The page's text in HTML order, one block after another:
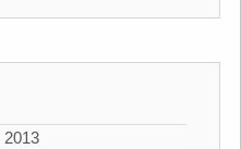
2013